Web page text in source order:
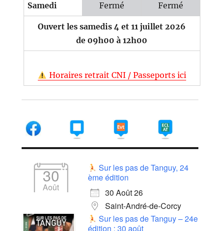
Samedi Fermé Fermé
Ouvert les samedis 4 et 11 juillet 2026
de 09h00 à 12h00
Horaires retrait CNI / Passeports ici
30
Août
Sur les pas de Tanguy, 24
ème édition
30 Août 26
Saint-André-de-Corcy
Sur les pas de Tanguy – 24e
édition : 30 août